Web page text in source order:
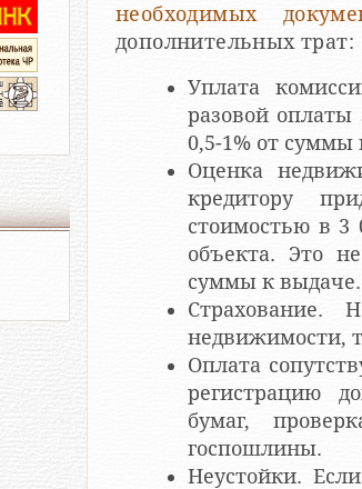
необходимых
дополнительных трат:
Уплата
разовой оплаты
0,5-1% от суммы
Оценка
кредитору
стоимостью в 3
объекта. Это
суммы к выдаче.
Страхование.
недвижимости,
Оплата
регистрацию
бумаг,
госпошлины.
Неустойки.